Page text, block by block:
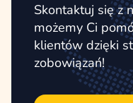
Skontaktuj się z
możemy Ci
klientów dzięki
zobowiązań!